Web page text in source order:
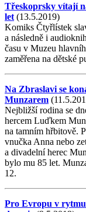
Třeskoprsky vítají
let (13.5.2019)
Komiks Čtyřlístek
a následně i
času v Muzeu
zaměřena na dětské
Na Zbraslavi se
Munzarem
Nejbližší rodina se
hercem Luďkem
na tamním hřbitově.
vnučka Anna nebo
a divadelní herec
bylo mu 85 let.
12.
Pro Evropu v rytmu